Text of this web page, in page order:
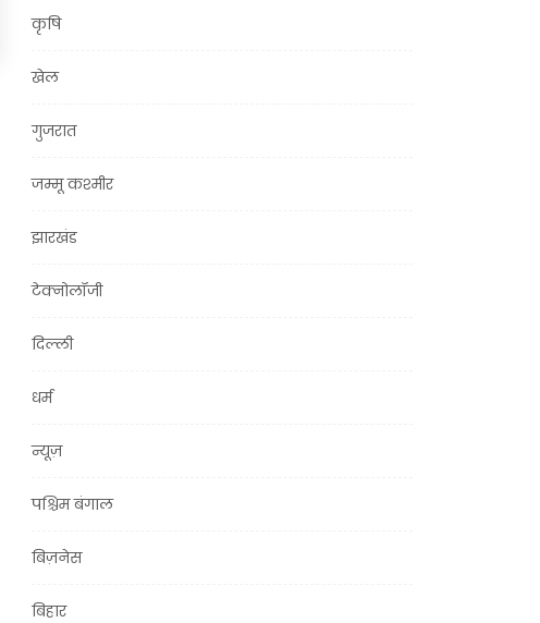
कृषि
खेल
गुजरात
जम्मू कश्मीर
झारखंड
टेक्नोलॉजी
दिल्ली
धर्म
न्यूज़
पश्चिम बंगाल
बिज़नेस
बिहार